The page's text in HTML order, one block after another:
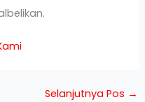
Selanjutnya Pos →